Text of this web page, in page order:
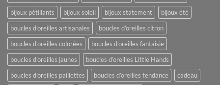
bijoux pétillants
bijoux soleil bijoux statement
bijoux été
boucles d’oreilles artisanales
boucles d’oreilles citron
boucles d’oreilles colorées
boucles d’oreilles fantaisie
boucles d’oreilles jaunes
boucles d’oreilles Little Hands
boucles d’oreilles paillettes
boucles d’oreilles tendance
cadeau